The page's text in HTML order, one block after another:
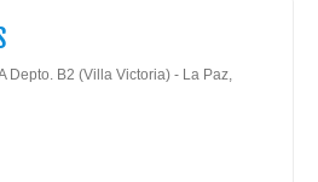
Depto. B2 (Villa Victoria) - La Paz,